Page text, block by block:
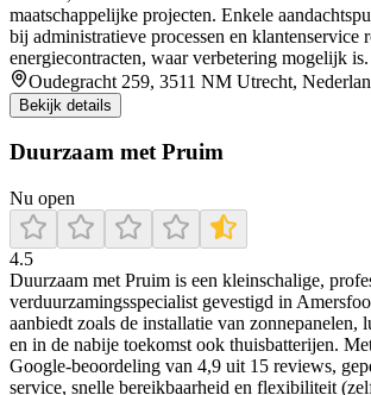
maatschappelijke projecten. Enkele
bij administratieve processen en klantenservice
energiecontracten, waar verbetering mogelijk is.
Oudegracht 259, 3511 NM Utrecht,
Bekijk details
Duurzaam met Pruim
Nu open
4.5
Duurzaam met Pruim is een kleinschalige,
verduurzamingsspecialist gevestigd in
aanbiedt zoals de installatie van zonnepanelen,
en in de nabije toekomst ook thuisbatterijen.
Google‑beoordeling van 4,9 uit 15 reviews,
service, snelle bereikbaarheid en flexibiliteit